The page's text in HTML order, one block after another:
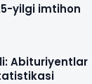
yilgi imtihon
Abituriyentlar